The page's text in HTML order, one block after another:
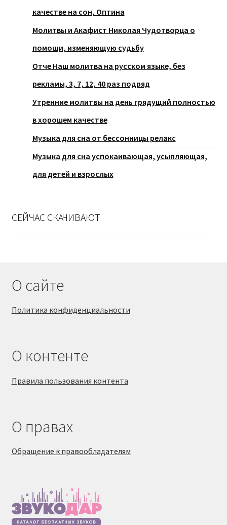
качестве на сон, Оптина
Молитвы и Акафист Николая Чудотворца о
помощи, изменяющую судьбу
Отче Наш молитва на русском языке, без
рекламы, 3, 7, 12, 40 раз подряд
Утренние молитвы на день грядущий полностью
в хорошем качестве
Музыка для сна от бессонницы релакс
Музыка для сна успокаивающая, усыпляющая,
для детей и взрослых
СЕЙЧАС СКАЧИВАЮТ
О сайте
Политика конфиденциальности
О контенте
Правила пользования контента
О правах
Обращение к правообладателям